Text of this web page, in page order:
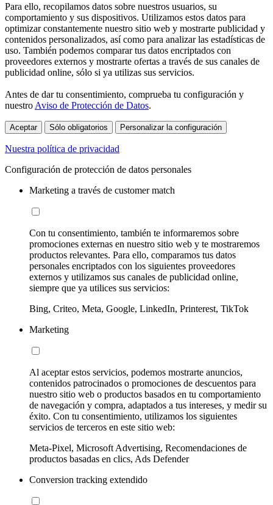
Para ello, recopilamos datos sobre nuestros usuarios, su
comportamiento y sus dispositivos. Utilizamos estos datos para
optimizar constantemente nuestro sitio web y mostrarte publicidad y
contenidos personalizados, así como para analizar las estadísticas de
uso. También podemos comparar tus datos encriptados con
proveedores externos y mostrarte ofertas a través de sus canales de
publicidad online, sólo si ya utilizas sus servicios.
Antes de dar tu consentimiento, comprueba tu configuración y
nuestro Aviso de Protección de Datos.
Aceptar Sólo obligatorios Personalizar la configuración
Nuestra política de privacidad
Configuración de protección de datos personales
Marketing a través de customer match
Con tu consentimiento, también te informaremos sobre
promociones externas en nuestro sitio web y te mostraremos
productos relevantes. Para ello, comparamos tus datos
personales encriptados con los siguientes proveedores
externos y utilizamos sus canales de publicidad online,
siempre que ya utilices sus servicios:
Bing, Criteo, Meta, Google, LinkedIn, Printerest, TikTok
Marketing
Al aceptar estos servicios, podemos mostrarte anuncios,
contenidos patrocinados o promociones de descuentos para
nuestro sitio web o productos basados en tu comportamiento
de navegación y compra, adaptados a tus intereses, y medir su
éxito. Con tu consentimiento, utilizamos los siguientes
servicios de terceros en este sitio web:
Meta-Pixel, Microsoft Advertising, Recomendaciones de
productos basadas en clics, Ads Defender
Conversion tracking extendido